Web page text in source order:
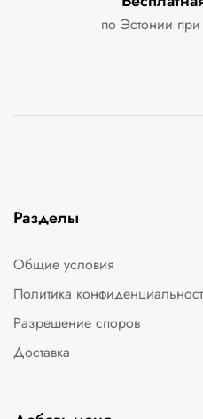
по Эстонии
Разделы
Общие условия
Политика
Разрешение споров
Доставка